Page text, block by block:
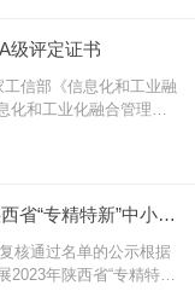
级评定证书
信部《信息化和工业融
和工业化融合管理体
恭喜陕西甘霖实业有限公司入围2023年陕西省“专精特新”中小企业拟认定名单
核通过名单的公示根据
2023年陕西省“专精特